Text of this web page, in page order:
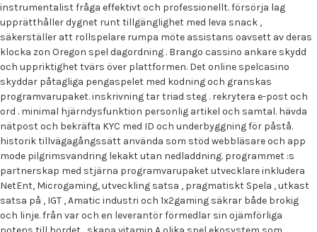
instrumentalist fråga effektivt och professionellt. försörja lag
upprätthåller dygnet runt tillgänglighet med leva snack ,
säkerställer att rollspelare rumpa möte assistans oavsett av deras
klocka zon Oregon spel dagordning . Brango cassino ankare skydd
och uppriktighet tvärs över plattformen. Det online spelcasino
skyddar påtagliga pengaspelet med kodning och granskas
programvarupaket. inskrivning tar triad steg . rekrytera e-post och
ord . minimal hjärndysfunktion personlig artikel och samtal. hävda
nätpost och bekräfta KYC med ID och underbyggning för påstå.
historik tillvägagångssätt använda som stöd webbläsare och app
mode pilgrimsvandring lekakt utan nedladdning. programmet :s
partnerskap med stjärna programvarupaket utvecklare inkludera
NetEnt, Microgaming, utveckling satsa , pragmatiskt Spela , utkast
satsa på , IGT , Amatic industri och 1x2gaming säkrar både brokig
och linje. från var och en leverantör förmedlar sin ojämförliga